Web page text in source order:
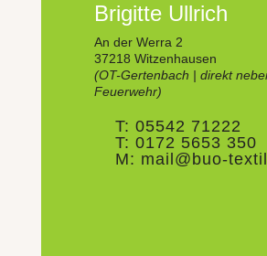
Brigitte Ullrich
An der Wer­ra 2
37218 Witzen­hausen
(OT-Gerten­bach | direkt
Feuer­wehr)
T: 05542 71222
T: 0172 5653 350
M: mail@buo-